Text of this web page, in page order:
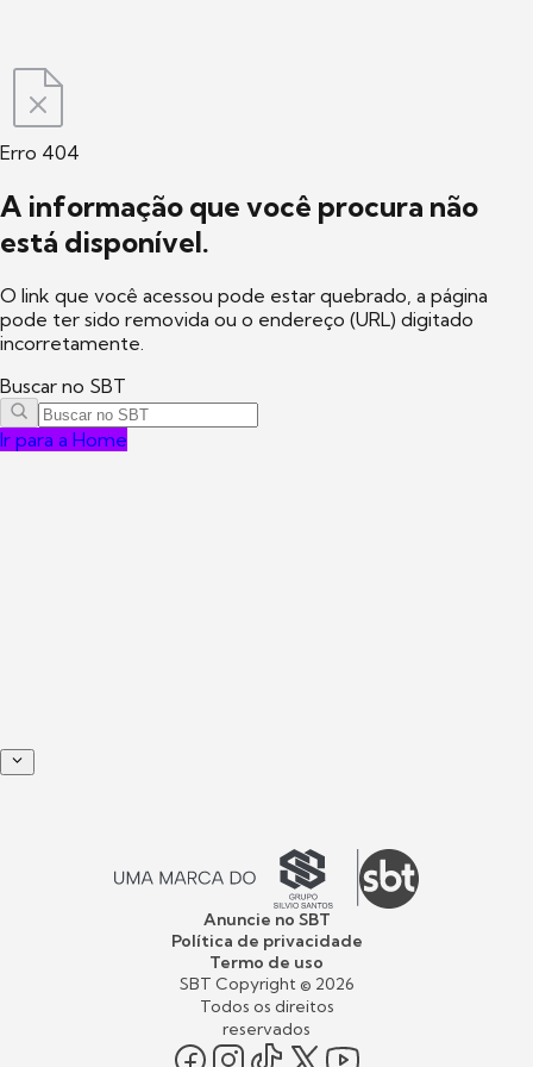
Erro 404
A informação que você procura não
está disponível.
O link que você acessou pode estar quebrado, a página
pode ter sido removida ou o endereço (URL) digitado
incorretamente.
Buscar no SBT
Ir para a Home
Anuncie no SBT
Política de privacidade
Termo de uso
SBT Copyright © 2026
Todos os direitos
reservados